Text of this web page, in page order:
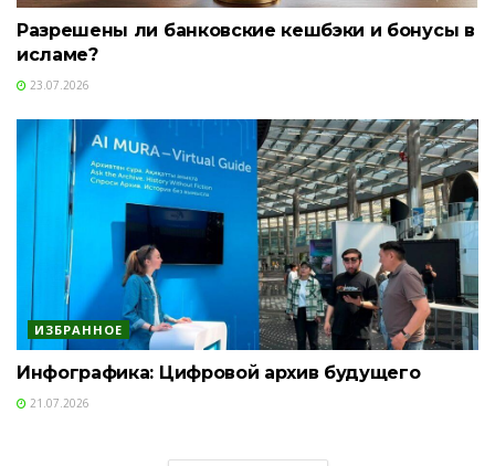
Разрешены ли банковские кешбэки и бонусы в
исламе?
23.07.2026
ИЗБРАННОЕ
Инфографика: Цифровой архив будущего
21.07.2026